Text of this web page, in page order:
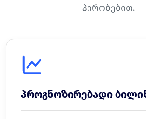
პირობებით.
პროგნოზირებადი